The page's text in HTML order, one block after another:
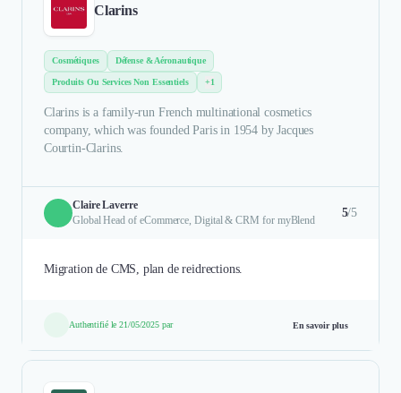
Clarins
Cosmétiques Défense & Aéronautique
Produits Ou Services Non Essentiels +1
Clarins is a family-run French multinational cosmetics
company, which was founded Paris in 1954 by Jacques
Courtin-Clarins.
Claire Laverre
Global Head of eCommerce, Digital & CRM for myBlend
5/5
Migration de CMS, plan de reidrections.
Authentifié le 21/05/2025 par En savoir plus